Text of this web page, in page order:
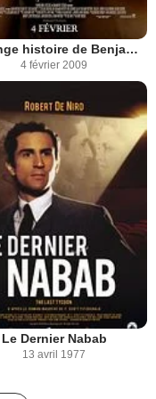
L'Etrange histoire de Benjamin Button
4 février 2009
Le Dernier Nabab
13 avril 1977